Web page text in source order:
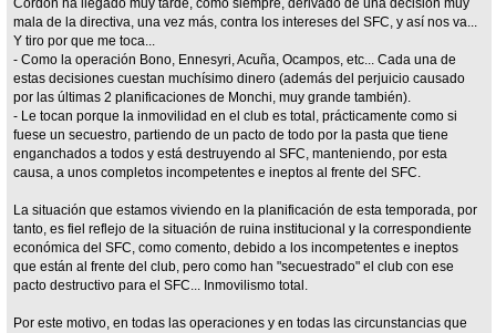
Cordón ha llegado muy tarde, como siempre, derivado de una decisión muy
mala de la directiva, una vez más, contra los intereses del SFC, y así nos va...
Y tiro por que me toca...
- Como la operación Bono, Ennesyri, Acuña, Ocampos, etc... Cada una de
estas decisiones cuestan muchísimo dinero (además del perjuicio causado
por las últimas 2 planificaciones de Monchi, muy grande también).
- Le tocan porque la inmovilidad en el club es total, prácticamente como si
fuese un secuestro, partiendo de un pacto de todo por la pasta que tiene
enganchados a todos y está destruyendo al SFC, manteniendo, por esta
causa, a unos completos incompetentes e ineptos al frente del SFC.
La situación que estamos viviendo en la planificación de esta temporada, por
tanto, es fiel reflejo de la situación de ruina institucional y la correspondiente
económica del SFC, como comento, debido a los incompetentes e ineptos
que están al frente del club, pero como han "secuestrado" el club con ese
pacto destructivo para el SFC... Inmovilismo total.
Por este motivo, en todas las operaciones y en todas las circunstancias que